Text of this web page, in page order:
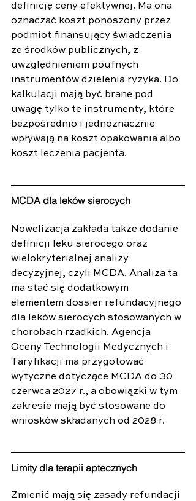
definicję ceny efektywnej. Ma ona
oznaczać koszt ponoszony przez
podmiot finansujący świadczenia
ze środków publicznych, z
uwzględnieniem poufnych
instrumentów dzielenia ryzyka. Do
kalkulacji mają być brane pod
uwagę tylko te instrumenty, które
bezpośrednio i jednoznacznie
wpływają na koszt opakowania albo
koszt leczenia pacjenta.
MCDA dla leków sierocych
Nowelizacja zakłada także dodanie
definicji leku sierocego oraz
wielokryterialnej analizy
decyzyjnej, czyli MCDA. Analiza ta
ma stać się dodatkowym
elementem dossier refundacyjnego
dla leków sierocych stosowanych w
chorobach rzadkich. Agencja
Oceny Technologii Medycznych i
Taryfikacji ma przygotować
wytyczne dotyczące MCDA do 30
czerwca 2027 r., a obowiązki w tym
zakresie mają być stosowane do
wniosków składanych od 2028 r.
Limity dla terapii aptecznych
Zmienić mają się zasady refundacji